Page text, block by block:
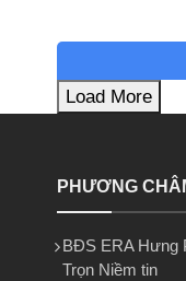
Load More
PHƯƠNG
BĐS ERA Hưng
Trọn Niềm tin